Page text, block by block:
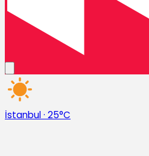
İstanbul· 25°C